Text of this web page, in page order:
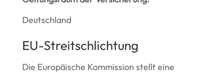
Deutschland
EU-Streitschlichtung
Die Europäische Kommission stellt eine